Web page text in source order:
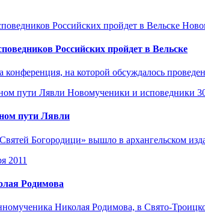
Российских пройдет в Вельске
конференция, на которой обсуждалось
Новомученики и исповедники
пути Лявли
Богородици» вышло в архангельском
2011
Родимова
Николая Родимова, в Свято-